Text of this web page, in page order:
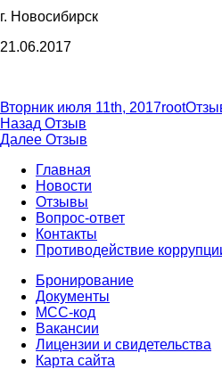
г. Новосибирск
21.06.2017
Опубликовано
Вторник июля 11th, 2017Автор
root
Навигация
по
записям
Назад Предыдущая
запись:
Отзыв
Далее Следующая
Отзыв
Главная
Новости
Отзывы
Вопрос-ответ
Контакты
Противодействие
Бронирование
Документы
МСС-код
Вакансии
Лицензии и свидетельства
Карта сайта